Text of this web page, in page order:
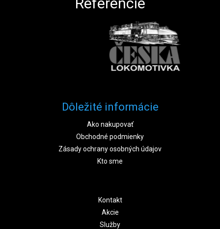
Dôležité informácie
Ako nakupovať
Obchodné podmienky
Zásady ochrany osobných údajov
Kto sme
Kontakt
Akcie
Služby